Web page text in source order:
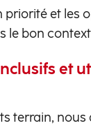
priorité et les
le bon
et
terrain, nous